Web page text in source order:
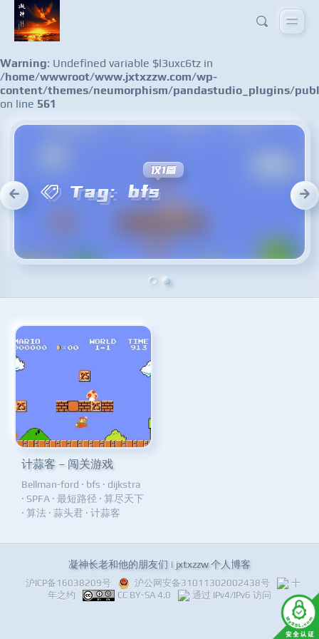
Warning: Undefined variable $l3uxc6tz in
/home/wwwroot/www.jxtxzzw.com/wp-
content/themes/neumorphism/pandastudio_plugins/
on line 561
计蒜客 – 闯关游戏
Bellman-ford · bfs · dijkstra
· SPFA · 最短路径 · 算尽天下
· 算法 · 蒜头君 · 计蒜客
凝神长老和他的朋友们 | jxtxzzw 个人博客
沪ICP备16038209号 沪公网安备31011302002438号
十
年之约
CC BY-SA 4.0 通过 IPv4/IPv6 访问